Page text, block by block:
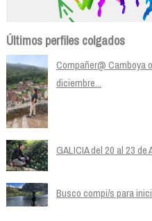
Últimos perfiles colgados
Compañer@ Camboya
diciembre...
GALICIA del 20 al 23 de
Busco compi/s para